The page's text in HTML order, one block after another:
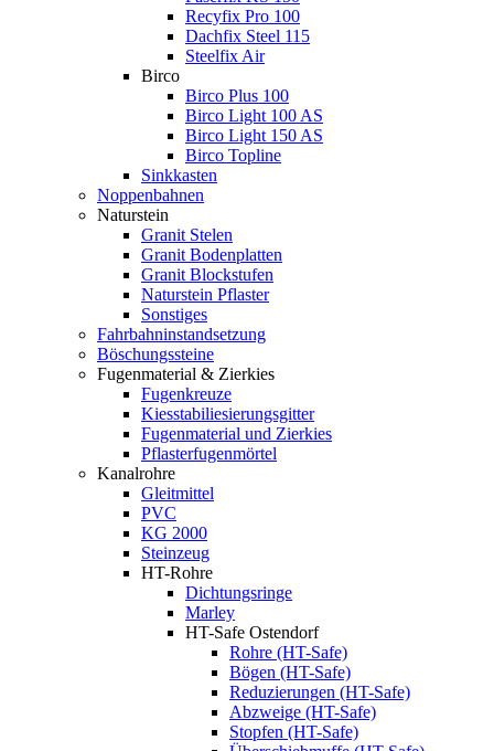
Recyfix Pro 100
Dachfix Steel 115
Steelfix Air
Birco
Birco Plus 100
Birco Light 100 AS
Birco Light 150 AS
Birco Topline
Sinkkasten
Noppenbahnen
Naturstein
Granit Stelen
Granit Bodenplatten
Granit Blockstufen
Naturstein Pflaster
Sonstiges
Fahrbahninstandsetzung
Böschungssteine
Fugenmaterial & Zierkies
Fugenkreuze
Kiesstabiliesierungsgitter
Fugenmaterial und Zierkies
Pflasterfugenmörtel
Kanalrohre
Gleitmittel
PVC
KG 2000
Steinzeug
HT-Rohre
Dichtungsringe
Marley
HT-Safe Ostendorf
Rohre (HT-Safe)
Bögen (HT-Safe)
Reduzierungen (HT-Safe)
Abzweige (HT-Safe)
Stopfen (HT-Safe)